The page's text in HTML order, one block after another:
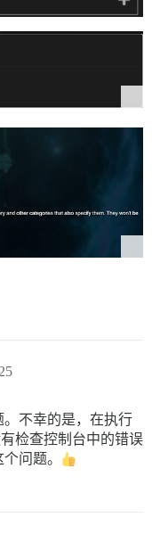
不幸的是，在执行
检查控制台中的错误
问题。